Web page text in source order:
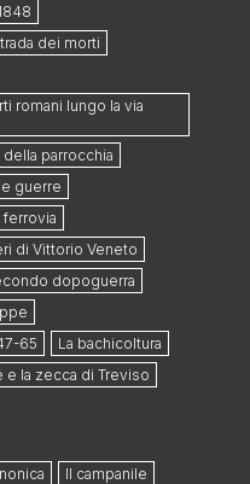
dei morti
romani lungo la via
della parrocchia
guerre
di Vittorio Veneto
dopoguerra
65
La bachicoltura
e la zecca di Treviso
Il campanile